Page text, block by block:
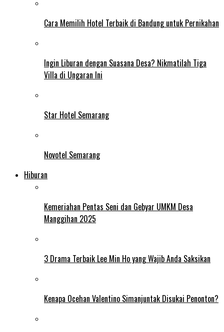
Cara Memilih Hotel Terbaik di Bandung untuk Pernikahan
Ingin Liburan dengan Suasana Desa? Nikmatilah Tiga
Villa di Ungaran Ini
Star Hotel Semarang
Novotel Semarang
Hiburan
Kemeriahan Pentas Seni dan Gebyar UMKM Desa
Manggihan 2025
3 Drama Terbaik Lee Min Ho yang Wajib Anda Saksikan
Kenapa Ocehan Valentino Simanjuntak Disukai Penonton?